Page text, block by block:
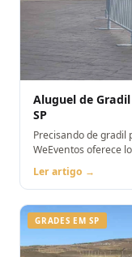
Aluguel de
SP
Precisando de gradil
WeEventos oferece
Orcamento pelo
Ler artigo →
GRADES EM SP